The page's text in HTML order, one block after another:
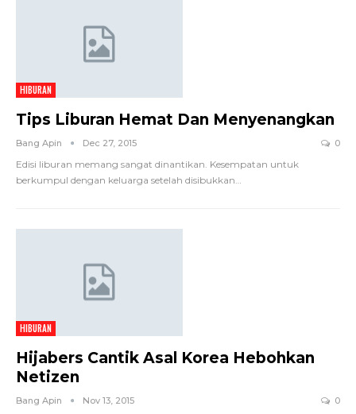
HIBURAN
Tips Liburan Hemat Dan Menyenangkan
Bang Apin Dec 27, 2015 0
Edisi liburan memang sangat dinantikan. Kesempatan untuk
berkumpul dengan keluarga setelah disibukkan…
HIBURAN
Hijabers Cantik Asal Korea Hebohkan
Netizen
Bang Apin Nov 13, 2015 0